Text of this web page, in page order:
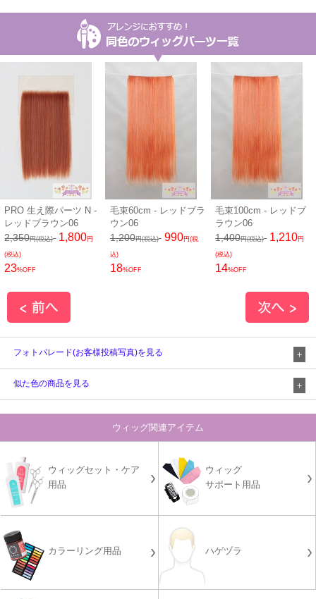
PRO 生え際パーツ N -
レッドブラウン06
2,350円(税込) 1,800円
(税込)
23%OFF
毛束60cm - レッドブラ
ウン06
1,200円(税込) 990円(税
込)
18%OFF
毛束100cm - レッドブ
ラウン06
1,400円(税込) 1,210円
(税込)
14%OFF
フォトパレード(お客様投稿写真)を見る
似た色の商品を見る
ウィッグ関連アイテム
ウィッグセット・ケア
用品
ウィッグ
サポート用品
カラーリング用品 ハゲヅラ